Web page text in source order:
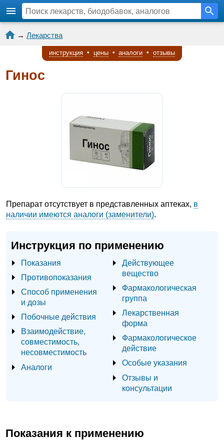
→ Лекарства
инструкция • цены • аналоги • отзывы
Гинос
Препарат отсутствует в представленных аптеках, в
наличии имеются аналоги (заменители).
Инструкция по применению
Показания
Противопоказания
Способ применения
и дозы
Побочные действия
Взаимодействие,
совместимость,
несовместимость
Аналоги
Действующее
вещество
Фармакологическая
группа
Лекарственная
форма
Фармакологическое
действие
Особые указания
Отзывы и
консультации
Показания к применению